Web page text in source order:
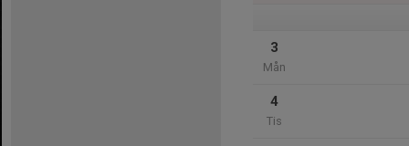
3
Mån
4
Tis